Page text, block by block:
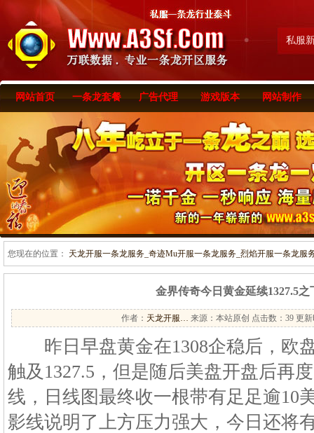
私服
网站首页 一条龙套餐 广告代理 游戏版本 网站制作
您现在的位置： 天龙开服一条龙服务_奇迹Mu开服一条龙服务_烈焰开服一条龙服
金界传奇今日黄金延续1327.5
作者： 天龙开服… 来源：本站原创 点击数： 39 更新
昨日早盘黄金在1308企稳后，欧
触及1327.5，但是随后美盘开盘后再
线，日线图最终收一根带有足足逾10
影线说明了上方压力强大，今日还将